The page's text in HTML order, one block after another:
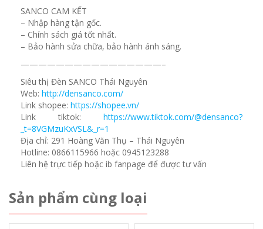
SANCO CAM KẾT
– Nhập hàng tận gốc.
– Chính sách giá tốt nhất.
– Bảo hành sửa chữa, bảo hành ánh sáng.
————————————————–
Siêu thị Đèn SANCO Thái Nguyên
Web: http://densanco.com/
Link shopee: https://shopee.vn/
Link tiktok: https://www.tiktok.com/@densanco?
_t=8VGMzuKxVSL&_r=1
Địa chỉ: 291 Hoàng Văn Thụ – Thái Nguyên
Hotline: 0866115966 hoặc 0945123288
Liên hệ trực tiếp hoặc ib fanpage để được tư vấn
Sản phẩm cùng loại